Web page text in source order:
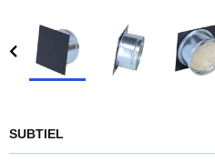
SUBTIEL